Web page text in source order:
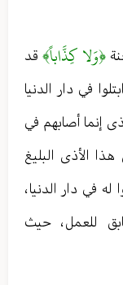
﴿وَلا كِذَّاباً﴾ قد
في دار الدنيا
إنما أصابهم في
هذا الأذى البليغ
في دار الدنيا ،
للعمل ، حيث